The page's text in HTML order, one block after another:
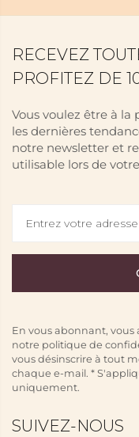
RECEVEZ
PROFITEZ DE
Vous voulez être à
les dernières
notre newsletter et
utilisable lors de
En vous abonnant, vous
notre politique de
vous désinscrire à tout
chaque e-mail. *
uniquement.
SUIVEZ-NOUS